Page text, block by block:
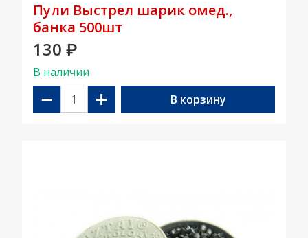
Пули Выстрел шарик омед.,
банка 500шт
130 ₽
В наличии
− + В корзину